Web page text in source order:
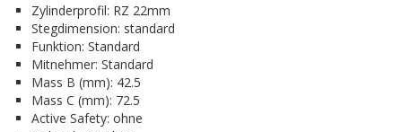
Zylinderprofil: RZ 22mm
Stegdimension: standard
Funktion: Standard
Mitnehmer: Standard
Mass B (mm): 42.5
Mass C (mm): 72.5
Active Safety: ohne